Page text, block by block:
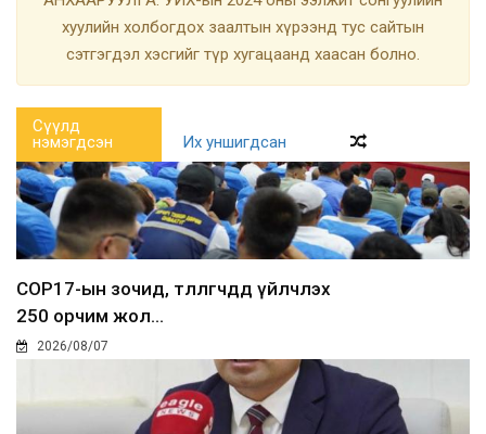
хуулийн холбогдох заалтын хүрээнд тус сайтын
сэтгэгдэл хэсгийг түр хугацаанд хаасан болно.
Сүүлд
нэмэгдсэн
Их уншигдсан
COP17-ын зочид, төлөөлөгчдөд үйлчлэх
250 орчим жол...
2026/08/07